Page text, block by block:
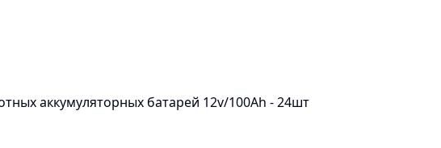
аккумуляторных батарей 12v/100Ah - 24шт